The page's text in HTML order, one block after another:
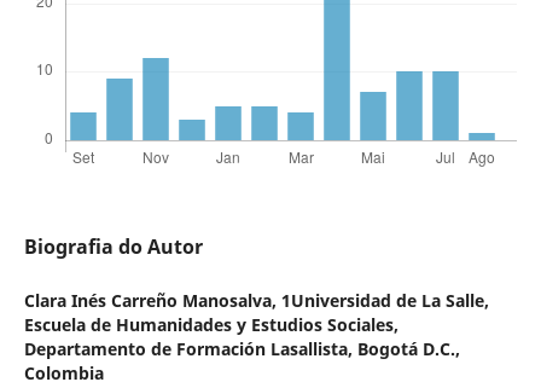
Biografia do Autor
Clara Inés Carreño Manosalva, 1Universidad de La Salle,
Escuela de Humanidades y Estudios Sociales,
Departamento de Formación Lasallista, Bogotá D.C.,
Colombia